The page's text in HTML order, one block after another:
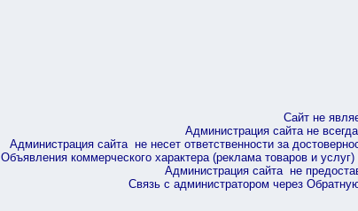
Сайт не
Администрация сайта не
Администрация сайта не несет ответственности за
Объявления коммерческого характера (реклама товаров и
Администрация сайта не
Связь с администратором через